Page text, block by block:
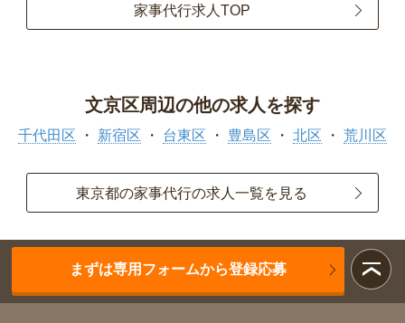
家事代行求人TOP
文京区周辺の他の求人を探す
千代田区 新宿区 台東区 豊島区 北区 荒川区
東京都の家事代行の求人一覧を見る
まずは専用フォームから登録応募